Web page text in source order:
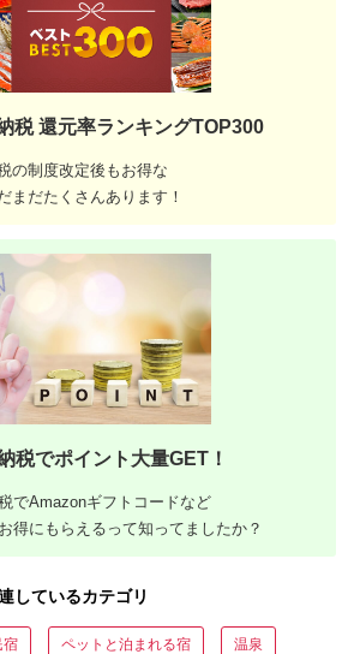
税 還元率ランキングTOP300
の制度改定後もお得な
まだたくさんあります！
税でポイント大量GET！
でAmazonギフトコードなど
得にもらえるって知ってましたか？
しているカテゴリ
宿 ペットと泊まれる宿 温泉